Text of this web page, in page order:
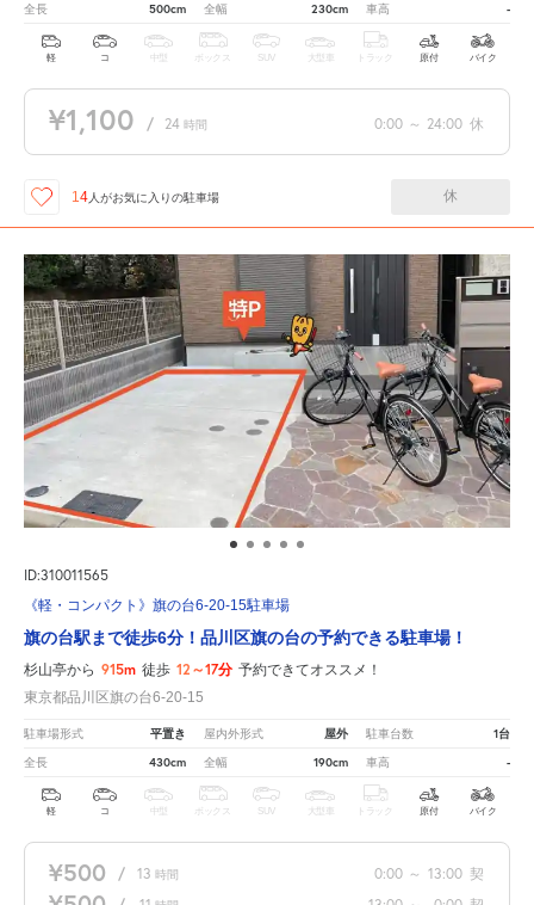
全長 500cm 全幅 230cm 車高 -
軽 コ 中型 ボックス SUV 大型車 トラック 原付 バイク
¥1,100 / 24 時間 0:00 ～ 24:00 休
14 人がお気に入りの駐車場 休
ID:310011565
《軽・コンパクト》旗の台6-20-15駐車場
旗の台駅まで徒歩6分！品川区旗の台の予約できる駐車場！
杉山亭から 915m 徒歩 12～17分 予約できてオススメ！
東京都品川区旗の台6-20-15
駐車場形式 平置き 屋内外形式 屋外 駐車台数 1台
全長 430cm 全幅 190cm 車高 -
軽 コ 中型 ボックス SUV 大型車 トラック 原付 バイク
¥500 / 13 時間 0:00 ～ 13:00 契